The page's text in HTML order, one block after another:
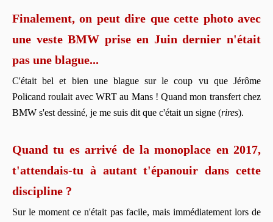
Finalement, on peut dire que cette photo avec
une veste BMW prise en Juin dernier n'était
pas une blague...
C'était bel et bien une blague sur le coup vu que Jérôme
Policand roulait avec WRT au Mans ! Quand mon transfert chez
BMW s'est dessiné, je me suis dit que c'était un signe (rires).
Quand tu es arrivé de la monoplace en 2017,
t'attendais-tu à autant t'épanouir dans cette
discipline ?
Sur le moment ce n'était pas facile, mais immédiatement lors de